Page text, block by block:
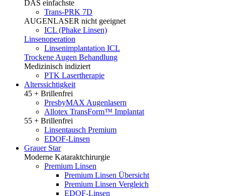
DAS einfachste
Trans-PRK 7D
AUGENLASER nicht geeignet
ICL (Phake Linsen)
Linsenoperation
Linsenimplantation ICL
Trockene Augen Behandlung
Medizinisch indiziert
PTK Lasertherapie
Alterssichtigkeit
45 + Brillenfrei
PresbyMAX Augenlasern
Allotex TransForm™ Implantat
55 + Brillenfrei
Linsentausch Premium
EDOF-Linsen
Grauer Star
Moderne Kataraktchirurgie
Premium Linsen
Premium Linsen Übersicht
Premium Linsen Vergleich
EDOF-Linsen